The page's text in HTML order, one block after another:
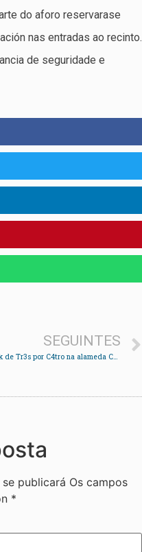
do aforo reservarase
nas entradas ao recinto.
de seguridade e
SEGUINTES
Folk de Tr3s por C4tro na alameda Castelao
publicará Os campos
*